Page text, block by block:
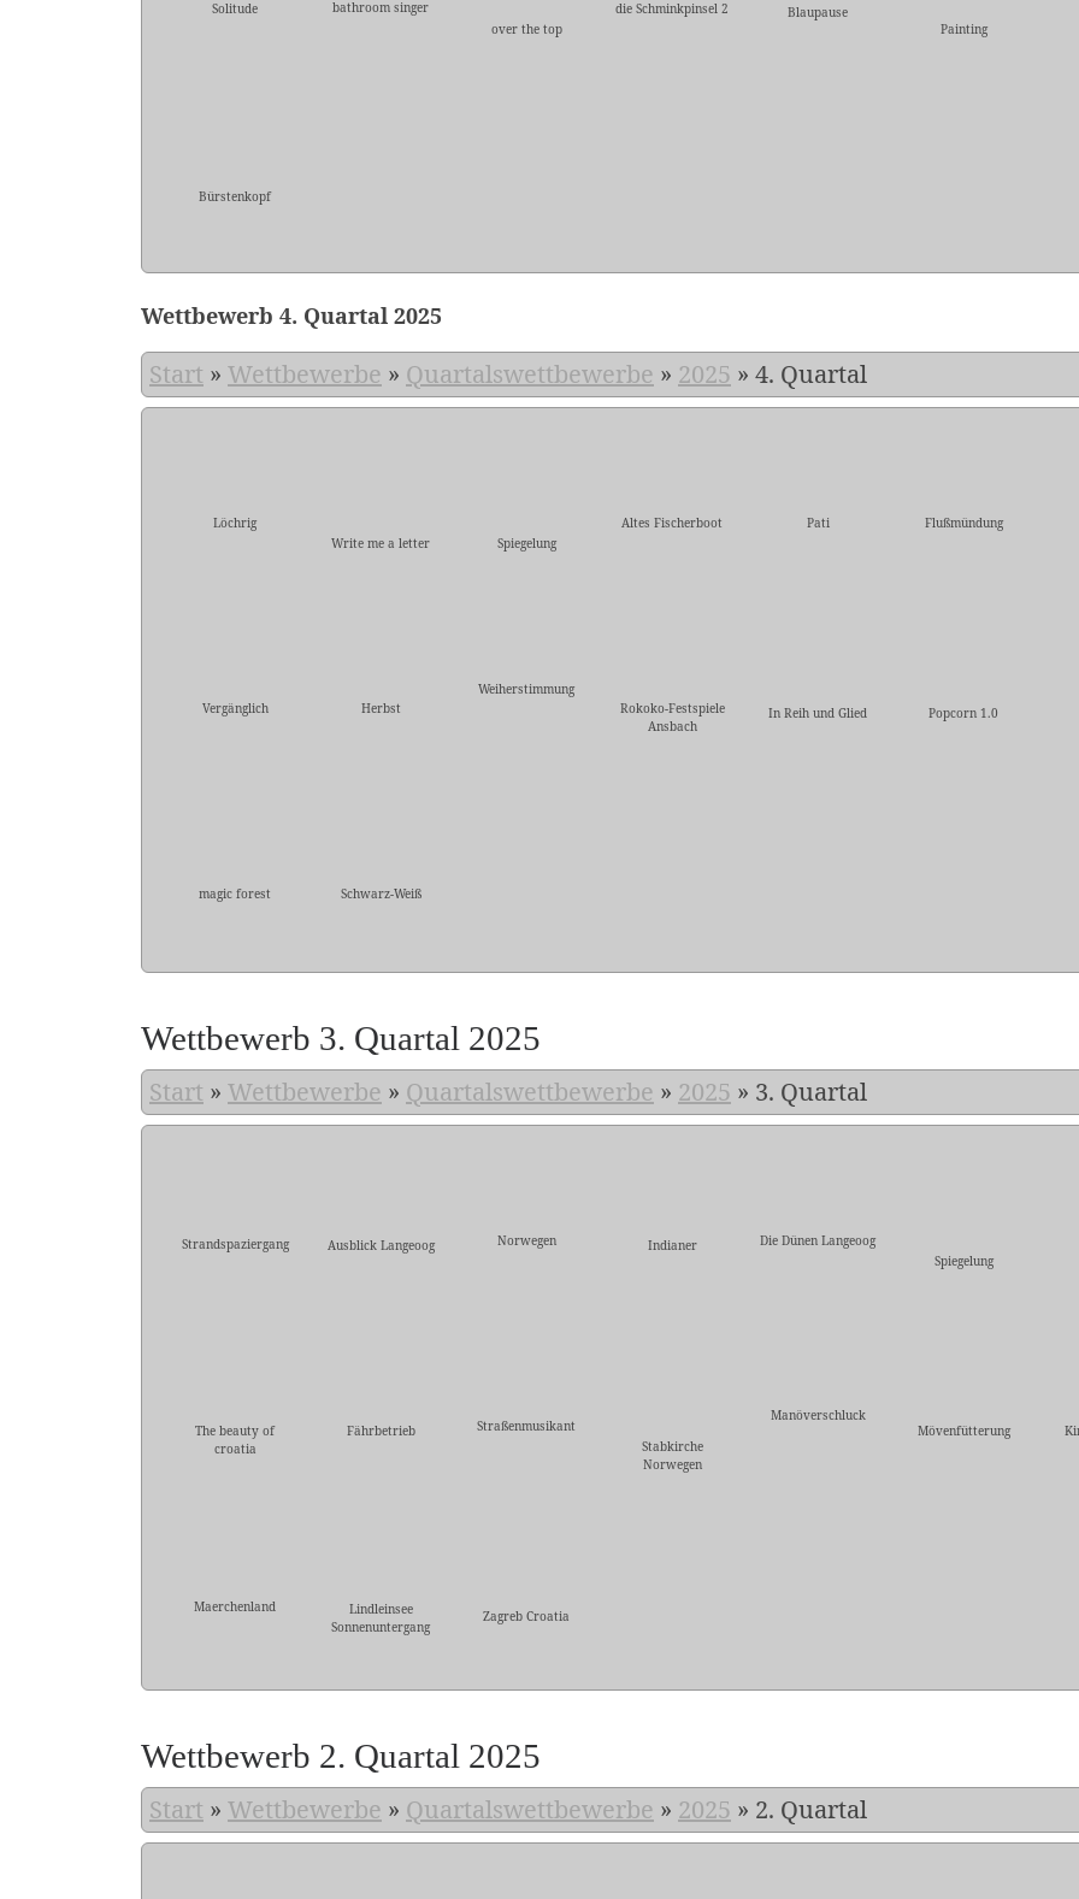
Solitude
bathroom singer
over the top
die Schminkpinsel 2
Blaupause
Painting
Bürstenkopf
Wettbewerb 4. Quartal 2025
Start » Wettbewerbe » Quartalswettbewerbe » 2025 » 4. Quartal
Löchrig
Write me a letter
Spiegelung
Altes Fischerboot Pati
Flußmündung
Vergänglich Herbst
Weiherstimmung
Rokoko-Festspiele
Ansbach
In Reih und Glied Popcorn 1.0
magic forest Schwarz-Weiß
Wettbewerb 3. Quartal 2025
Start » Wettbewerbe » Quartalswettbewerbe » 2025 » 3. Quartal
Strandspaziergang Ausblick Langeoog Norwegen Indianer
Die Dünen Langeoog
Spiegelung
The beauty of
croatia
Fährbetrieb
Straßenmusikant
Stabkirche
Norwegen
Manöverschluck
Mövenfütterung
Maerchenland
Lindleinsee
Sonnenuntergang
Zagreb Croatia
Wettbewerb 2. Quartal 2025
Start » Wettbewerbe » Quartalswettbewerbe » 2025 » 2. Quartal